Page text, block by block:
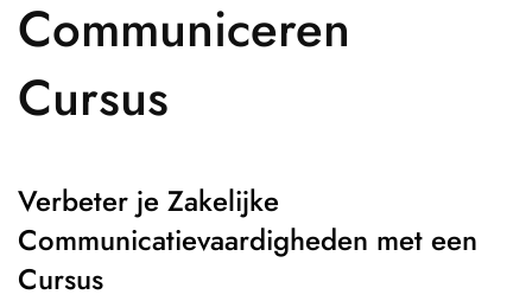
Communiceren
Cursus
Verbeter je Zakelijke
Communicatievaardigheden met een
Cursus